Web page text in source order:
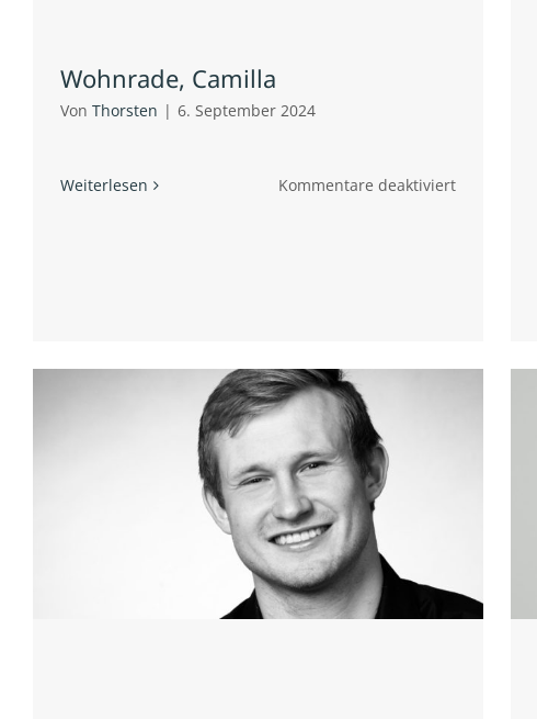
Wohnrade, Camilla
Von Thorsten | 6. September 2024
Weiterlesen Kommentare deaktiviertfür